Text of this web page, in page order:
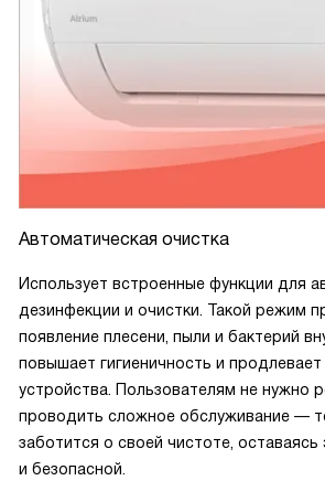
Автоматическая очистка
Использует встроенные функции для
дезинфекции и очистки. Такой режим
появление плесени, пыли и бактерий
повышает гигиеничность и
устройства. Пользователям не нужно
проводить сложное обслуживание —
заботится о своей чистоте,
и безопасной.